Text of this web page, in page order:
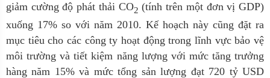
giảm cường độ phát thải CO2 (tính trên một đơn vị GDP)
xuống 17% so với năm 2010. Kế hoạch này cũng đặt ra
mục tiêu cho các công ty hoạt động trong lĩnh vực bảo vệ
môi trường và tiết kiệm năng lượng với mức tăng trưởng
hàng năm 15% và mức tổng sản lượng đạt 720 tỷ USD